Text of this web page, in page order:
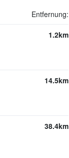
Entfernung:
1.2km
14.5km
38.4km